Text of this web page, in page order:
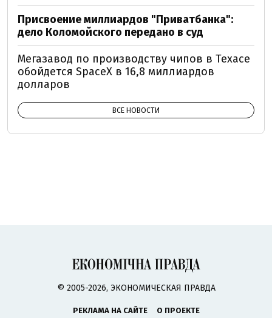
Присвоение миллиардов "Приватбанка":
дело Коломойского передано в суд
Мегазавод по производству чипов в Техасе
обойдется SpaceX в 16,8 миллиардов
долларов
ВСЕ НОВОСТИ
© 2005-2026, ЭКОНОМИЧЕСКАЯ ПРАВДА
РЕКЛАМА НА САЙТЕ
О ПРОЕКТЕ